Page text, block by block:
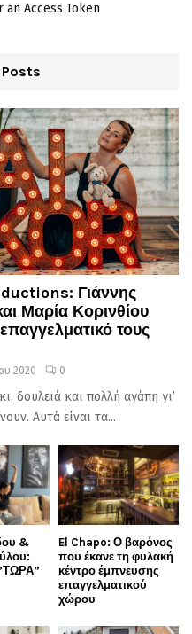
an Access Token
Γιάννης
Μαρία Κορινθίου
τους
2020 0
δουλειά και πολλή αγάπη γι’
Αυτά είναι τα...
&
El Chapo: Ο βαρόνος
που έκανε τη φυλακή
κέντρο έμπνευσης
επαγγελματικού
χώρου